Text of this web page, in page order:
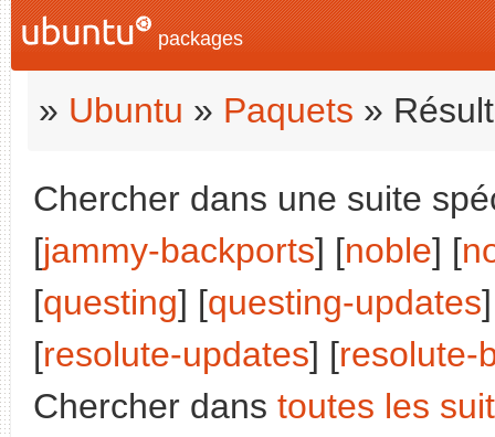
packages
» Ubuntu » Paquets »
Chercher dans une suite
[jammy-backports] [noble] [
[questing] [questing-updates
[resolute-updates] [resolute-
Chercher dans toutes les